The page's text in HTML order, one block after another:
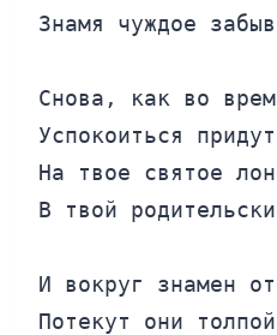
Знамя чуждое
Снова, как во
Успокоиться придут
На твое святое
В твой
И вокруг знамен
Потекут они